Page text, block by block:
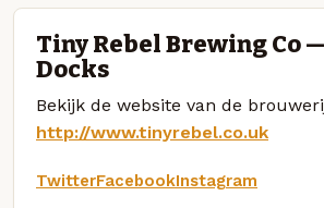
Tiny Rebel Brewing Co
Docks
Bekijk de website van de
http://www.tinyrebel.co.uk
TwitterFacebookInstagram